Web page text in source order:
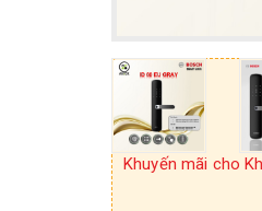
Khuyến mãi cho